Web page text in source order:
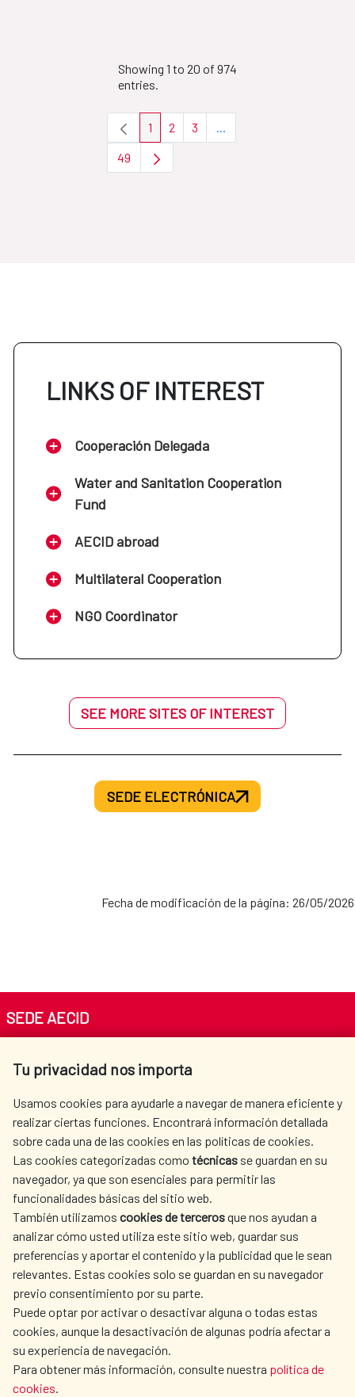
Showing 1 to 20 of 974
entries.
Page
1 Page
2 Page
3 ...Intermediate Pages Use
Page
49
LINKS OF INTEREST
Cooperación Delegada
Water and Sanitation Cooperation
Fund
AECID abroad
Multilateral Cooperation
NGO Coordinator
SEE MORE SITES OF INTEREST
SEDE ELECTRÓNICA
Fecha de modificación de la página: 26/05/2026
Tu privacidad nos importa
Usamos cookies para ayudarle a navegar de manera eficiente y
realizar ciertas funciones. Encontrará información detallada
sobre cada una de las cookies en las políticas de cookies.
Las cookies categorizadas como técnicas se guardan en su
navegador, ya que son esenciales para permitir las
funcionalidades básicas del sitio web.
También utilizamos cookies de tercerosque nos ayudan a
analizar cómo usted utiliza este sitio web, guardar sus
preferencias y aportar el contenido y la publicidad que le sean
relevantes. Estas cookies solo se guardan en su navegador
previo consentimiento por su parte.
Puede optar por activar o desactivar alguna o todas estas
cookies, aunque la desactivación de algunas podría afectar a
su experiencia de navegación.
Para obtener más información, consulte nuestra política de
cookies.
SEDE AECID
Tel. +34 900 20 30 54​​​​​​​
AECID
WHERE DO WE COOPERATE?
SPANISH HUMANITARIAN
ACTION
PRESS ROOM
CULTURE AND SCIENCE LIBRARY
OUR SOCIAL MEDIA